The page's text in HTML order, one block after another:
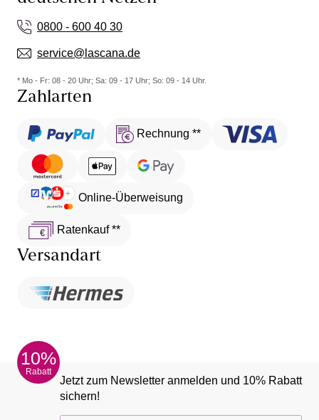
0800 - 600 40 30
service@lascana.de
* Mo - Fr: 08 - 20 Uhr; Sa: 09 - 17 Uhr; So: 09 - 14 Uhr.
Zahlarten
Rechnung **
Online-Überweisung
Ratenkauf **
Versandart
10%
Rabatt
Jetzt zum Newsletter anmelden und 10% Rabatt
sichern!